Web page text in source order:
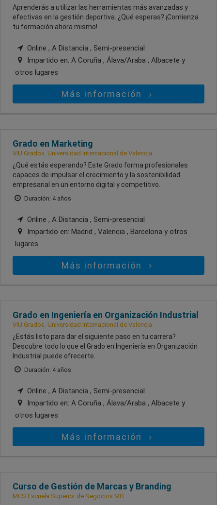
Aprenderás a utilizar las herramientas más avanzadas y
efectivas en la gestión deportiva. ¿Qué esperas? ¡Comienza
tu formación ahora mismo!
Online , A Distancia , Semi-presencial
Impartido en: A Coruña , Álava/Araba , Albacete y
otros lugares
Más información
Grado en Marketing
VIU Grados. Universidad Internacional de Valencia
¿Qué estás esperando? Este Grado forma profesionales
capaces de impulsar el crecimiento y la sostenibilidad
empresarial en un entorno digital y competitivo.
Duración: 4 años
Online , A Distancia , Semi-presencial
Impartido en: Madrid , Valencia , Barcelona y otros
lugares
Más información
Grado en Ingeniería en Organización Industrial
VIU Grados. Universidad Internacional de Valencia
¿Estás listo para dar el siguiente paso en tu carrera?
Descubre todo lo que el Grado en Ingeniería en Organización
Industrial puede ofrecerte.
Duración: 4 años
Online , A Distancia , Semi-presencial
Impartido en: A Coruña , Álava/Araba , Albacete y
otros lugares
Más información
Curso de Gestión de Marcas y Branding
MCS Escuela Superior de Negocios MD